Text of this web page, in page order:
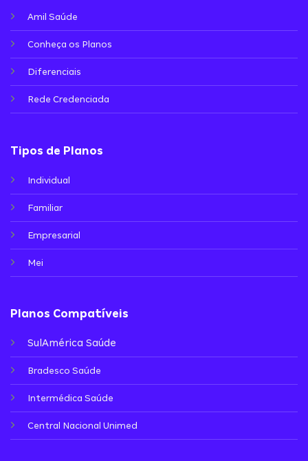
Amil Saúde
Conheça os Planos
Diferenciais
Rede Credenciada
Tipos de Planos
Individual
Familiar
Empresarial
Mei
Planos Compatíveis
SulAmérica Saúde
Bradesco Saúde
Intermédica Saúde
Central Nacional Unimed